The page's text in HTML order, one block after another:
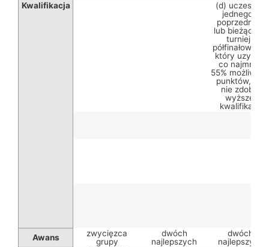
Kwalifikacja
(d) uczestnik
jednego z
poprzednich
lub bieżącego
turnieju
półfinałowego,
który uzyskał
co najmniej
55%
punktów, ale
nie zdobył
wyższej
kwalifikacji
Awans
zwycięzca
grupy
dwóch
najlepszych
dwóch
najlepszych